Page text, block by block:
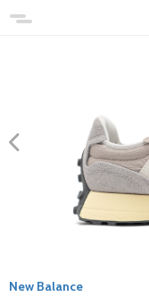
New Balance